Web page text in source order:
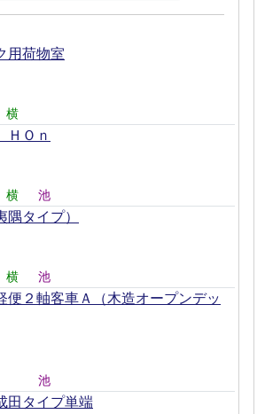
用荷物室
横
Ｏｎ
横 池
タイプ）
横 池
２軸客車Ａ（木造オープンデッ
池
タイプ単端